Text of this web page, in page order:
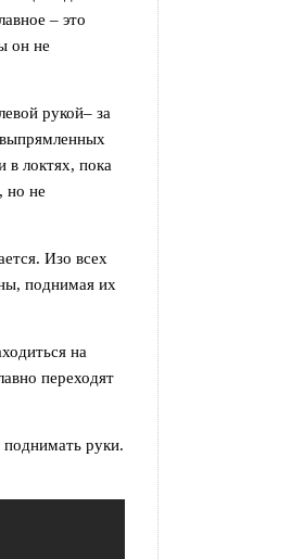
– это
он не
рукой– за
в локтях, пока
но не
Изо всех
поднимая их
на
переходят
поднимать руки.